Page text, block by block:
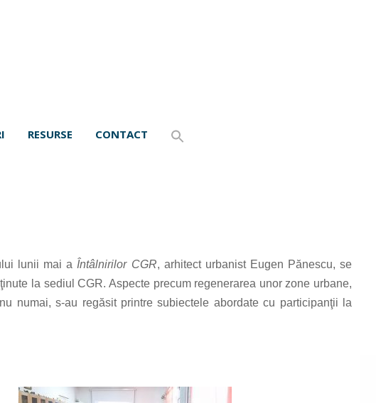
RESURSE CONTACT
lunii mai a Întâlnirilor CGR, arhitect urbanist Eugen Pănescu, se
la sediul CGR. Aspecte precum regenerarea unor zone urbane,
numai, s-au regăsit printre subiectele abordate cu participanţii la